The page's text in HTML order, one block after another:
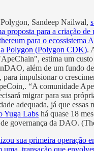
Sandeep Nailwal,
proposta para a criação de
para o ecossistema
Polygon (Polygon CDK).
estima um
além de um fundo
impulsionar o
“A comunidade
migrar para sua
adequada, já que essas
Yuga Labs há quase 18
governança da DAO.
sua primeira operação
uma transação que